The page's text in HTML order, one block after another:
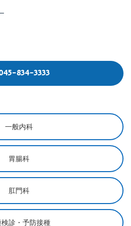
834-3333
一般内科
胃腸科
肛門科
検診・予防接種